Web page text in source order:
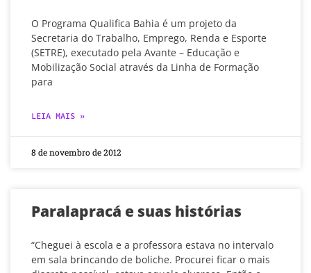
O Programa Qualifica Bahia é um projeto da
Secretaria do Trabalho, Emprego, Renda e Esporte
(SETRE), executado pela Avante – Educação e
Mobilização Social através da Linha de Formação
para
LEIA MAIS »
8 de novembro de 2012
Paralapracá e suas histórias
“Cheguei à escola e a professora estava no intervalo
em sala brincando de boliche. Procurei ficar o mais